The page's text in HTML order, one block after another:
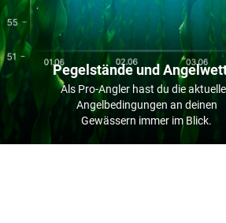
Pegelstände und
Als Pro-Angler hast du die
Angelbedingungen an deinen
Gewässern immer im Blick.